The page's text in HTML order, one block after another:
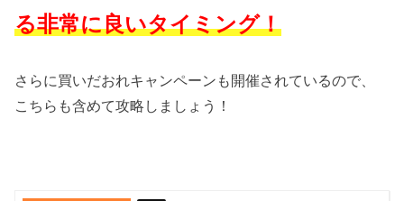
る非常に良いタイミング！
さらに買いだおれキャンペーンも開催されているので、
こちらも含めて攻略しましょう！